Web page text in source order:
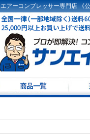
エアーコンプレッサー専門店 《